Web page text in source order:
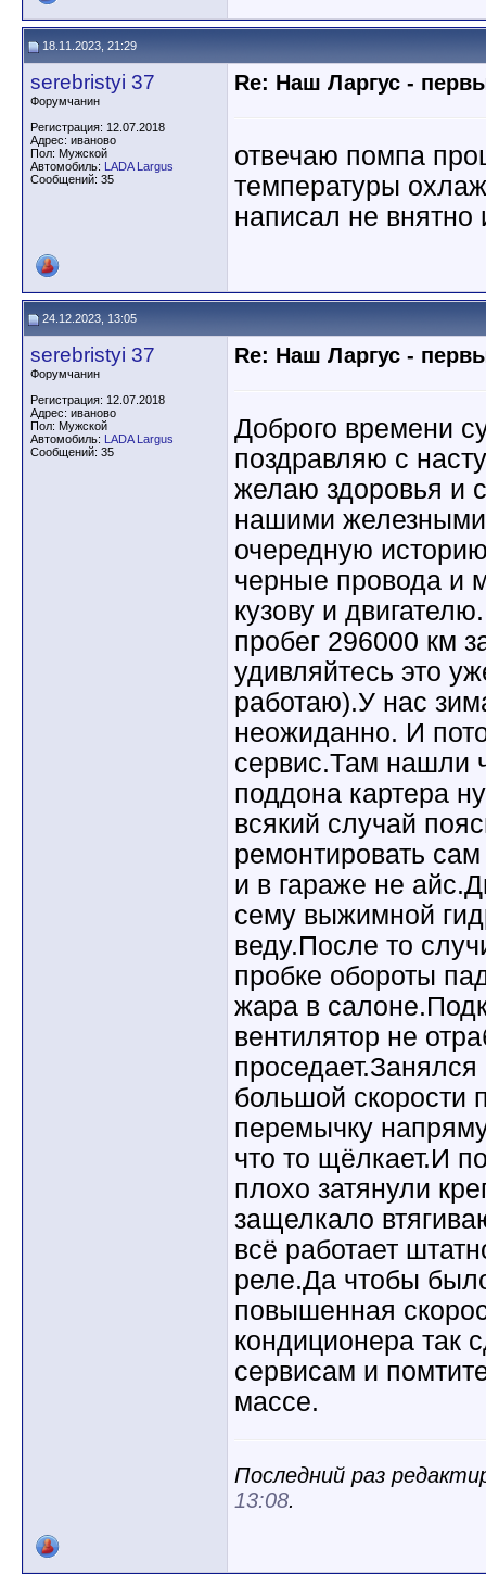
18.11.2023, 21:29
serebristyi 37
Форумчанин
Регистрация: 12.07.2018
Адрес: иваново
Пол: Мужской
Автомобиль: LADA Largus
Сообщений: 35
Re: Наш Ларгус -
отвечаю помпа
температуры
написал не внятно
24.12.2023, 13:05
serebristyi 37
Форумчанин
Регистрация: 12.07.2018
Адрес: иваново
Пол: Мужской
Автомобиль: LADA Largus
Сообщений: 35
Re: Наш Ларгус -
Доброго времени
поздравляю с
желаю здоровья и
нашими
очередную
черные провода и
кузову и
пробег 296000 км
удивляйтесь это
работаю).У нас
неожиданно. И
сервис.Там нашли
поддона картера
всякий случай
ремонтировать
и в гараже не
сему выжимной
веду.После то
пробке обороты
жара в
вентилятор не
большой скорости
перемычку
что то щёлкает.И
плохо затянули
защелкало
всё работает
реле.Да чтобы
повышенная
кондиционера так
сервисам и
массе.
Последний раз
13:08.